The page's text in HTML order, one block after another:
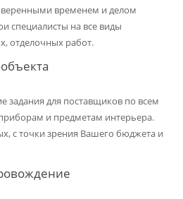
временем и делом
специалисты на все виды
отделочных работ.
задания для поставщиков по всем
и предметам интерьера.
с точки зрения Вашего бюджета и